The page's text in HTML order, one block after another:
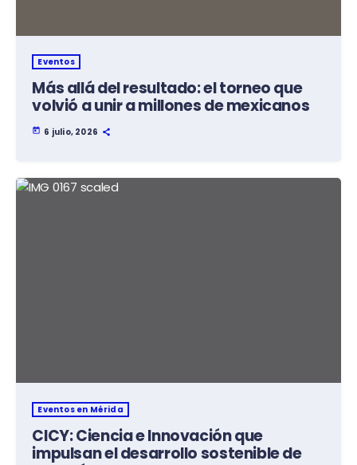
Eventos
Más allá del resultado: el torneo que
volvió a unir a millones de mexicanos
today 6 julio, 2026
Eventos en Mérida
CICY: Ciencia e Innovación que
impulsan el desarrollo sostenible de